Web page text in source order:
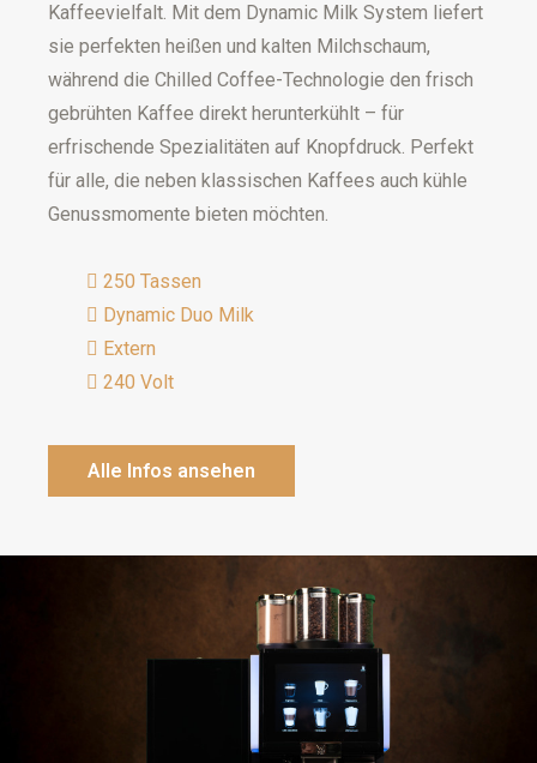
Kaffeevielfalt. Mit dem Dynamic Milk System liefert
sie perfekten heißen und kalten Milchschaum,
während die Chilled Coffee-Technologie den frisch
gebrühten Kaffee direkt herunterkühlt – für
erfrischende Spezialitäten auf Knopfdruck. Perfekt
für alle, die neben klassischen Kaffees auch kühle
Genussmomente bieten möchten.
250 Tassen
Dynamic Duo Milk
Extern
240 Volt
Alle Infos ansehen